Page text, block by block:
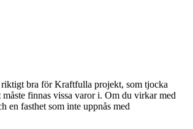
bra för Kraftfulla projekt, som tjocka
finnas vissa varor i. Om du virkar med
en fasthet som inte uppnås med